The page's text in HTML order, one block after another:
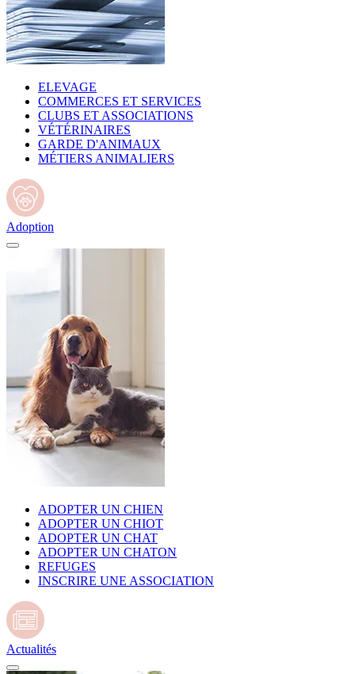
ELEVAGE
COMMERCES ET SERVICES
CLUBS ET ASSOCIATIONS
VÉTÉRINAIRES
GARDE D'ANIMAUX
MÉTIERS ANIMALIERS
Adoption
ADOPTER UN CHIEN
ADOPTER UN CHIOT
ADOPTER UN CHAT
ADOPTER UN CHATON
REFUGES
INSCRIRE UNE ASSOCIATION
Actualités